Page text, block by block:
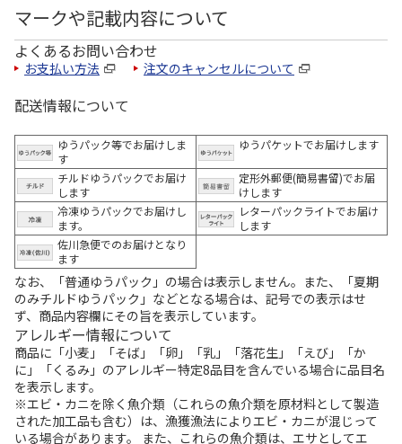
マークや記載内容について
よくあるお問い合わせ
お支払い方法 注文のキャンセルについて
配送情報について
ゆうパック等でお届けしま
す
ゆうパケットでお届けします
チルドゆうパックでお届け
します
定形外郵便(簡易書留)でお届
けします
冷凍ゆうパックでお届けし
ます。
レターパックライトでお届け
します
佐川急便でのお届けとなり
ます
なお、「普通ゆうパック」の場合は表示しません。また、「夏期
のみチルドゆうパック」などとなる場合は、記号での表示はせ
ず、商品内容欄にその旨を表示しています。
アレルギー情報について
商品に「小麦」「そば」「卵」「乳」「落花生」「えび」「か
に」「くるみ」のアレルギー特定8品目を含んでいる場合に品目名
を表示します。
※エビ・カニを除く魚介類（これらの魚介類を原材料として製造
された加工品も含む）は、漁獲漁法によりエビ・カニが混じって
いる場合があります。 また、これらの魚介類は、エサとしてエ